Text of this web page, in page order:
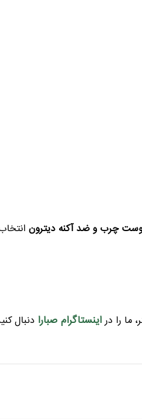
چرب و ضد آکنه دیترون
ما را در اینستاگرام صبارا دنبال